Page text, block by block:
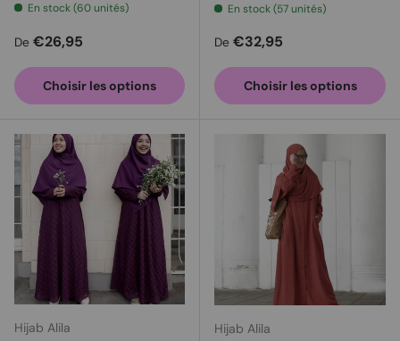
En stock (60 unités)
Prix habituel
De €26,95
Choisir les options
En stock (57 unités)
Prix habituel
De €32,95
Choisir les options
Hijab Alila Hijab Alila